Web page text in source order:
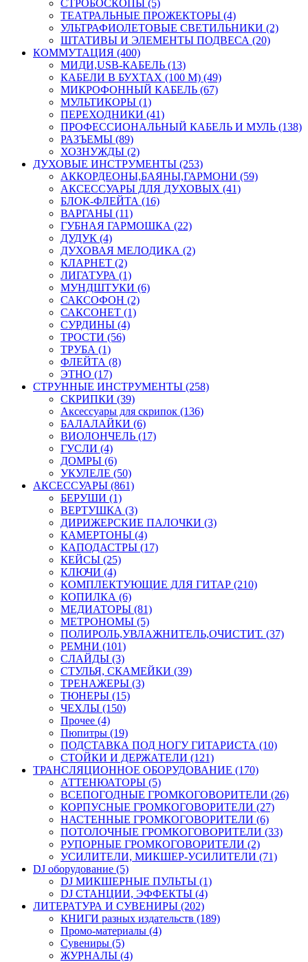
СТРОБОСКОПЫ (5)
ТЕАТРАЛЬНЫЕ ПРОЖЕКТОРЫ (4)
УЛЬТРАФИОЛЕТОВЫЕ СВЕТИЛЬНИКИ (2)
ШТАТИВЫ И ЭЛЕМЕНТЫ ПОДВЕСА (20)
КОММУТАЦИЯ (400)
МИДИ,USB-КАБЕЛЬ (13)
КАБЕЛИ В БУХТАХ (100 М) (49)
МИКРОФОННЫЙ КАБЕЛЬ (67)
МУЛЬТИКОРЫ (1)
ПЕРЕХОДНИКИ (41)
ПРОФЕССИОНАЛЬНЫЙ КАБЕЛЬ И МУЛЬ (138)
РАЗЪЕМЫ (89)
ХОЗНУЖДЫ (2)
ДУХОВЫЕ ИНСТРУМЕНТЫ (253)
АККОРДЕОНЫ,БАЯНЫ,ГАРМОНИ (59)
АКСЕССУАРЫ ДЛЯ ДУХОВЫХ (41)
БЛОК-ФЛЕЙТА (16)
ВАРГАНЫ (11)
ГУБНАЯ ГАРМОШКА (22)
ДУДУК (4)
ДУХОВАЯ МЕЛОДИКА (2)
КЛАРНЕТ (2)
ЛИГАТУРА (1)
МУНДШТУКИ (6)
САКСОФОН (2)
САКСОНЕТ (1)
СУРДИНЫ (4)
ТРОСТИ (56)
ТРУБА (1)
ФЛЕЙТА (8)
ЭТНО (17)
СТРУННЫЕ ИНСТРУМЕНТЫ (258)
СКРИПКИ (39)
Аксессуары для скрипок (136)
БАЛАЛАЙКИ (6)
ВИОЛОНЧЕЛЬ (17)
ГУСЛИ (4)
ДОМРЫ (6)
УКУЛЕЛЕ (50)
АКСЕССУАРЫ (861)
БЕРУШИ (1)
ВЕРТУШКА (3)
ДИРИЖЕРСКИЕ ПАЛОЧКИ (3)
КАМЕРТОНЫ (4)
КАПОДАСТРЫ (17)
КЕЙСЫ (25)
КЛЮЧИ (4)
КОМПЛЕКТУЮЩИЕ ДЛЯ ГИТАР (210)
КОПИЛКА (6)
МЕДИАТОРЫ (81)
МЕТРОНОМЫ (5)
ПОЛИРОЛЬ,УВЛАЖНИТЕЛЬ,ОЧИСТИТ. (37)
РЕМНИ (101)
СЛАЙДЫ (3)
СТУЛЬЯ, СКАМЕЙКИ (39)
ТРЕНАЖЕРЫ (3)
ТЮНЕРЫ (15)
ЧЕХЛЫ (150)
Прочее (4)
Пюпитры (19)
ПОДСТАВКА ПОД НОГУ ГИТАРИСТА (10)
СТОЙКИ И ДЕРЖАТЕЛИ (121)
ТРАНСЛЯЦИОННОЕ ОБОРУДОВАНИЕ (170)
АТТЕНЮАТОРЫ (5)
ВСЕПОГОДНЫЕ ГРОМКОГОВОРИТЕЛИ (26)
КОРПУСНЫЕ ГРОМКОГОВОРИТЕЛИ (27)
НАСТЕННЫЕ ГРОМКОГОВОРИТЕЛИ (6)
ПОТОЛОЧНЫЕ ГРОМКОГОВОРИТЕЛИ (33)
РУПОРНЫЕ ГРОМКОГОВОРИТЕЛИ (2)
УСИЛИТЕЛИ, МИКШЕР-УСИЛИТЕЛИ (71)
DJ оборудование (5)
DJ МИКШЕРНЫЕ ПУЛЬТЫ (1)
DJ СТАНЦИИ, ЭФФЕКТЫ (4)
ЛИТЕРАТУРА И СУВЕНИРЫ (202)
КНИГИ разных издательств (189)
Промо-материалы (4)
Сувениры (5)
ЖУРНАЛЫ (4)